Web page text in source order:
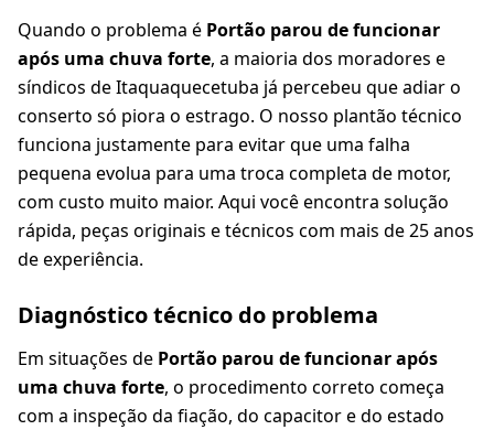
Quando o problema é Portão parou de funcionar
após uma chuva forte, a maioria dos moradores e
síndicos de Itaquaquecetuba já percebeu que adiar o
conserto só piora o estrago. O nosso plantão técnico
funciona justamente para evitar que uma falha
pequena evolua para uma troca completa de motor,
com custo muito maior. Aqui você encontra solução
rápida, peças originais e técnicos com mais de 25 anos
de experiência.
Diagnóstico técnico do problema
Em situações de Portão parou de funcionar após
uma chuva forte, o procedimento correto começa
com a inspeção da fiação, do capacitor e do estado